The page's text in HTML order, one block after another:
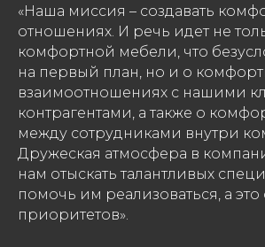
«Наша миссия – создавать
отношениях. И речь идет не
комфортной мебели, что
на первый план, но и о
взаимоотношениях с нашими
контрагентами, а также о
между сотрудниками внутри
Дружеская атмосфера в
нам отыскать талантливых
помочь им реализоваться, а
приоритетов».